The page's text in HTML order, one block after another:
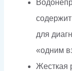
для
«одним
Жесткая